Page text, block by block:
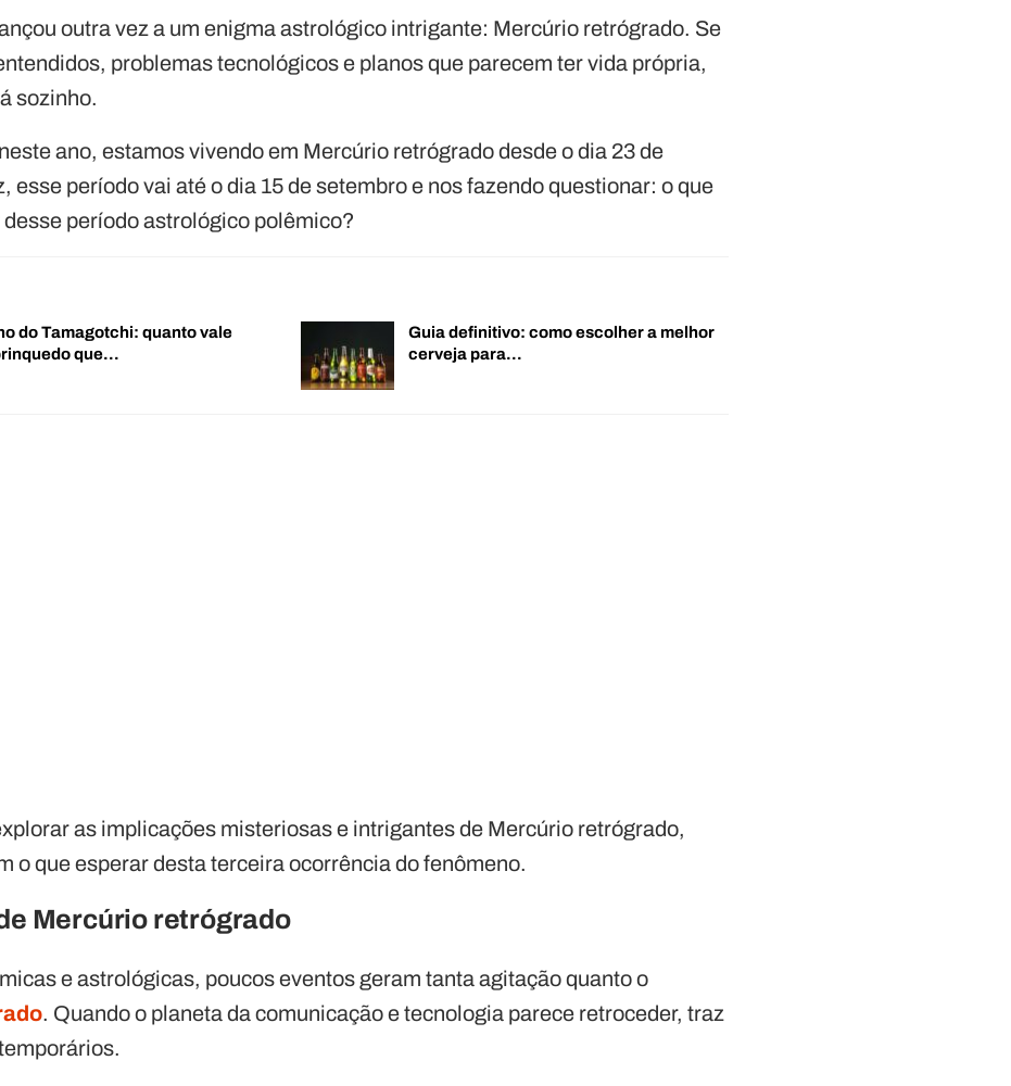
outra vez a um enigma astrológico intrigante: Mercúrio retrógrado. Se
problemas tecnológicos e planos que parecem ter vida própria,
sozinho.
ano, estamos vivendo em Mercúrio retrógrado desde o dia 23 de
esse período vai até o dia 15 de setembro e nos fazendo questionar: o que
período astrológico polêmico?
do Tamagotchi: quanto vale
que…
Guia definitivo: como escolher a melhor
cerveja para…
as implicações misteriosas e intrigantes de Mercúrio retrógrado,
o que esperar desta terceira ocorrência do fenômeno.
Mercúrio retrógrado
e astrológicas, poucos eventos geram tanta agitação quanto o
. Quando o planeta da comunicação e tecnologia parece retroceder, traz